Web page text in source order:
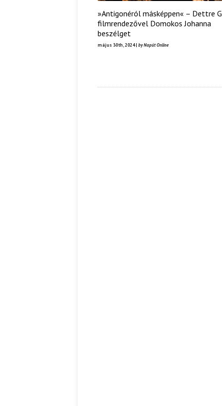
»Antigonéról másképpen« – Dettre
filmrendezővel Domokos Johanna
beszélget
május 30th, 2024 | by Napút Online